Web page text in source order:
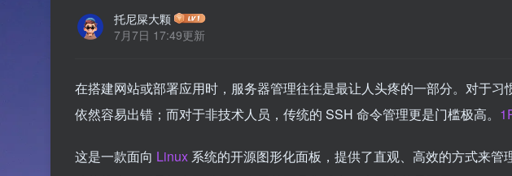
托尼屎大颗
7月7日 17:49更新
在搭建网站或部署应用时，服务器管理往往是最让人头疼的一部分。对于
依然容易出错；而对于非技术人员，传统的 SSH 命令管理更是门槛极高。
这是一款面向 Linux 系统的开源图形化面板，提供了直观、高效的方式来